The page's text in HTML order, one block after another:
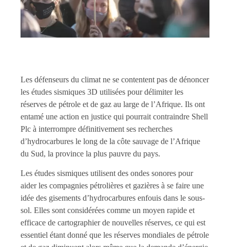
Les défenseurs du climat ne se contentent pas de dénoncer
les études sismiques 3D utilisées pour délimiter les
réserves de pétrole et de gaz au large de l’Afrique. Ils ont
entamé une action en justice qui pourrait contraindre Shell
Plc à interrompre définitivement ses recherches
d’hydrocarbures le long de la côte sauvage de l’Afrique
du Sud, la province la plus pauvre du pays.
Les études sismiques utilisent des ondes sonores pour
aider les compagnies pétrolières et gazières à se faire une
idée des gisements d’hydrocarbures enfouis dans le sous-
sol. Elles sont considérées comme un moyen rapide et
efficace de cartographier de nouvelles réserves, ce qui est
essentiel étant donné que les réserves mondiales de pétrole